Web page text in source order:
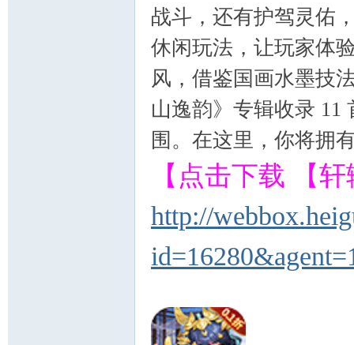
战斗，还有护驾灵佑
休闲玩法，让玩家体
风，借鉴国画水墨技
山逸韵》专辑收录 11
围。在这里，你将拥
【点击下载 【
http://